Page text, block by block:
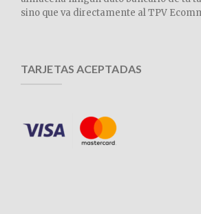
sino que va directamente al TPV
TARJETAS ACEPTADAS